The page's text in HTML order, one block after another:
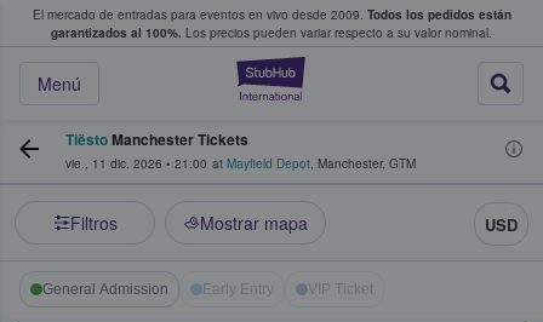
El mercado de entradas para eventos en vivo desde 2009. Todos los pedidos están
garantizados al 100%. Los precios pueden variar respecto a su valor nominal.
StubHub:
Menú
y venta de entradas entre fans
TiëstoManchester Tickets
vie., 11 dic. 2026 • 21:00 at Mayfield Depot, Manchester, GTM
Filtros Mostrar mapa USD
General Admission Early Entry VIP Ticket